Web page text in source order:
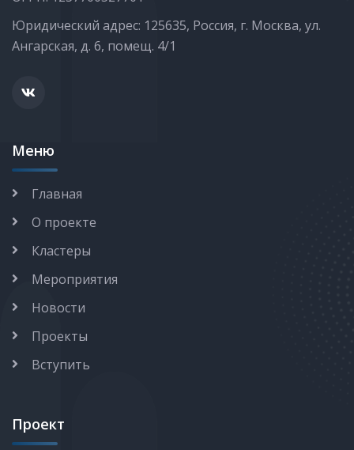
Юридический адрес: 125635, Россия, г. Москва, ул.
Ангарская, д. 6, помещ. 4/1
Меню
Главная
О проекте
Кластеры
Мероприятия
Новости
Проекты
Вступить
Проект